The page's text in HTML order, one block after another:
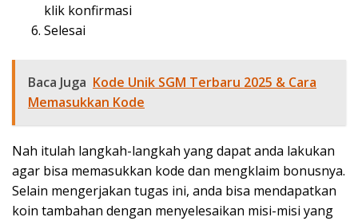
klik konfirmasi
Selesai
Baca Juga Kode Unik SGM Terbaru 2025 & Cara
Memasukkan Kode
Nah itulah langkah-langkah yang dapat anda lakukan
agar bisa memasukkan kode dan mengklaim bonusnya.
Selain mengerjakan tugas ini, anda bisa mendapatkan
koin tambahan dengan menyelesaikan misi-misi yang